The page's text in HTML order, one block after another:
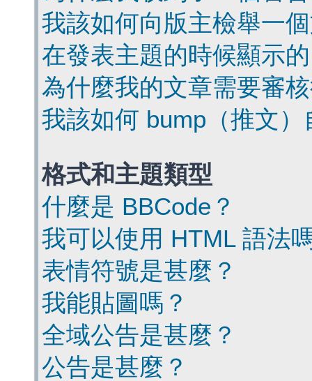
我該如何向版主檢舉一
在發表主題的時候顯示
為什麼我的文章需要審
我該如何 bump（推文
格式和主題類型
什麼是 BBCode？
我可以使用 HTML 語法
表情符號是甚麼？
我能貼圖嗎？
全域公告是甚麼？
公告是甚麼？